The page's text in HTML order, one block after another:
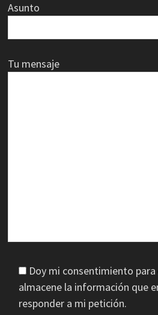
Asunto
Tu mensaje
Doy mi consentimiento
almacene la información que
responder a mi petición.